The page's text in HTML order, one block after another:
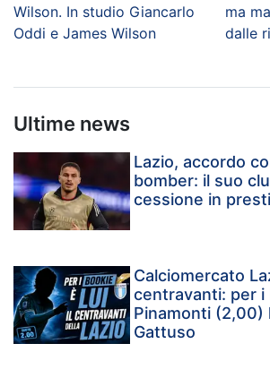
Wilson. In studio Giancarlo
Oddi e James Wilson
ma
dalle
Ultime news
Lazio, accordo
bomber: il suo
cessione in
Calciomercato
centravanti: per i
Pinamonti (2,00)
Gattuso